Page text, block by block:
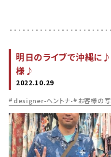
明日のライブで沖縄に
様♪
2022.10.29
designer-ヘントナ- お客様の